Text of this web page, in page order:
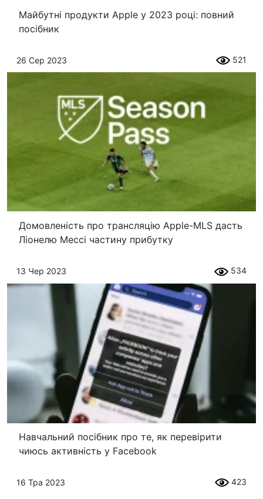
Майбутні продукти Apple у 2023 році: повний
посібник
26 Сер 2023 521
Домовленість про трансляцію Apple-MLS дасть
Ліонелю Мессі частину прибутку
13 Чер 2023 534
Навчальний посібник про те, як перевірити
чиюсь активність у Facebook
16 Тра 2023 423